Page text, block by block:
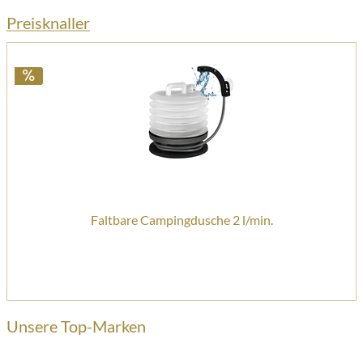
Preisknaller
Faltbare Campingdusche 2 l/min.
Unsere Top-Marken